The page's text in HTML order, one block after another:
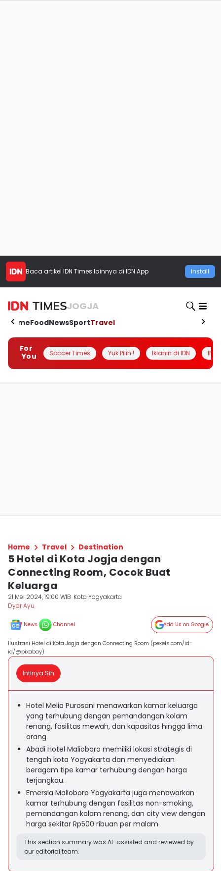
Baca artikel IDN Times lainnya di IDN App Install
JOGJA
HomeFoodNewsSportTravel
For
You
Soccer Times Yuk Pilih ! Iklanin di IDN
Home Travel Destination
5 Hotel di Kota Jogja dengan
Connecting Room, Cocok Buat
Keluarga
21 Mei 2024, 19:00 WIB Kota Yogyakarta
Dyar Ayu
News Channel Add Us on Google
Ilustrasi Hotel di Kota Jogja dengan Connecting Room (pexels.com/id-
id/@pixabay)
Intinya Sih
Hotel Melia Purosani menawarkan kamar keluarga
yang terhubung dengan pemandangan kolam
renang, fasilitas mewah, dan kapasitas hingga lima
orang.
Abadi Hotel Malioboro memiliki lokasi strategis di
tengah kota Yogyakarta dan menyediakan
beragam tipe kamar terhubung dengan harga
terjangkau.
Emersia Malioboro Yogyakarta juga menawarkan
kamar terhubung dengan fasilitas non-smoking,
pemandangan kolam renang, dan city view dengan
harga sekitar Rp500 ribuan per malam.
This section summary was AI-assisted and reviewed by
our editorial team.